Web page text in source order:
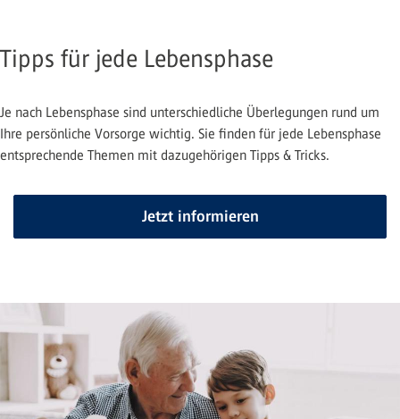
Tipps für jede Lebensphase
Je nach Lebensphase sind unterschiedliche Überlegungen rund um
Ihre persönliche Vorsorge wichtig. Sie finden für jede Lebensphase
entsprechende Themen mit dazugehörigen Tipps & Tricks.
Jetzt informieren